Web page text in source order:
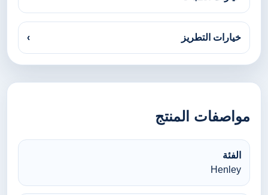
خيارات التطريز ›
مواصفات المنتج
الفئة
Henley